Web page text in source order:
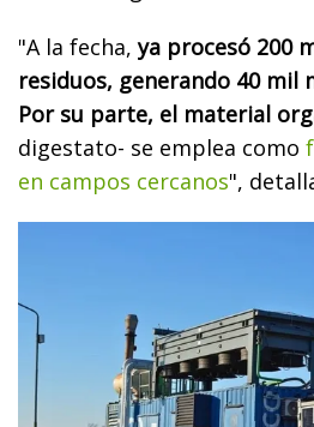
"A la fecha,ya procesó 200
residuos, generando 40 mil
Por su parte, el material
digestato- se emplea como
en campos cercanos",